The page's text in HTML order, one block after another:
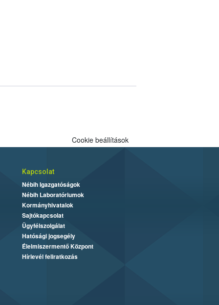
Cookie beállítások
Kapcsolat
Nébih Igazgatóságok
Nébih Laboratóriumok
Kormányhivatalok
Sajtókapcsolat
Ügyfélszolgálat
Hatósági jogsegély
Élelmiszermentő Központ
Hírlevél feliratkozás